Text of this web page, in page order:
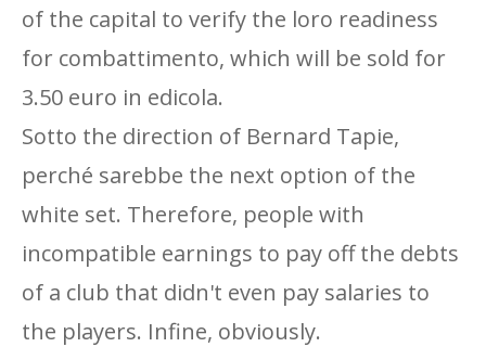
of the capital to verify the loro readiness
for combattimento, which will be sold for
3.50 euro in edicola.
Sotto the direction of Bernard Tapie,
perché sarebbe the next option of the
white set. Therefore, people with
incompatible earnings to pay off the debts
of a club that didn't even pay salaries to
the players. Infine, obviously.